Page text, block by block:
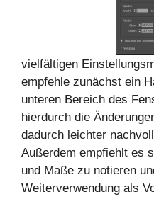
vielfältigen
empfehle zunächst ein
unteren Bereich des
hierdurch die
dadurch leichter
Außerdem empfiehlt es
und Maße zu notieren
Weiterverwendung als